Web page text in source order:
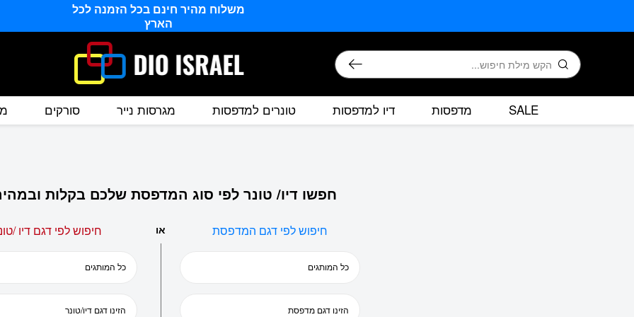
משלוח מהיר חינם בכל הזמנה לכל
הארץ
חיפוש
SALE מדפסות דיו למדפסות טונרים למדפסות מגרסות נייר סורקים
חפשו דיו/ טונר לפי סוג המדפסת שלכם בקלות
חיפוש לפי דגם המדפסת או חיפוש לפי דגם דיו /